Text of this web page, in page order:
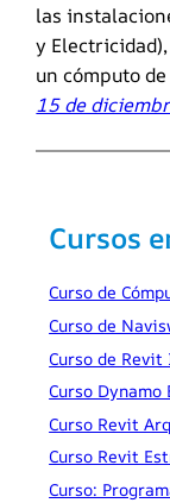
las
y
un cómputo
15 de
Cursos
Curso de
Curso de
Curso de
Curso
Curso Revit
Curso Revit
Curso: